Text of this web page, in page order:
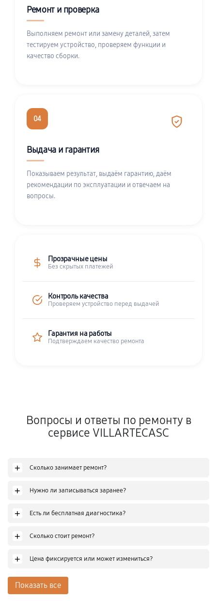
Ремонт и проверка
Выполняем ремонт или замену деталей, затем
тестируем устройство, проверяем функции и
качество сборки.
04
Выдача и гарантия
Показываем результат, выдаём гарантию, даём
рекомендации по эксплуатации и отвечаем на
вопросы.
Прозрачные цены
Без скрытых платежей
Контроль качества
Проверяем устройство перед выдачей
Гарантия на работы
Подтверждаем качество ремонта
Вопросы и ответы по ремонту в
сервисе VILLARTECASC
+ Сколько занимает ремонт?
+ Нужно ли записываться заранее?
+ Есть ли бесплатная диагностика?
+ Сколько стоит ремонт?
+ Цена фиксируется или может измениться?
Показать все